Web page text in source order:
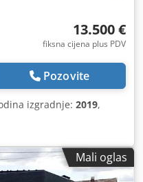
13.500 €
fiksna cijena plus PDV
Pozovite
izgradnje: 2019,
Mali oglas